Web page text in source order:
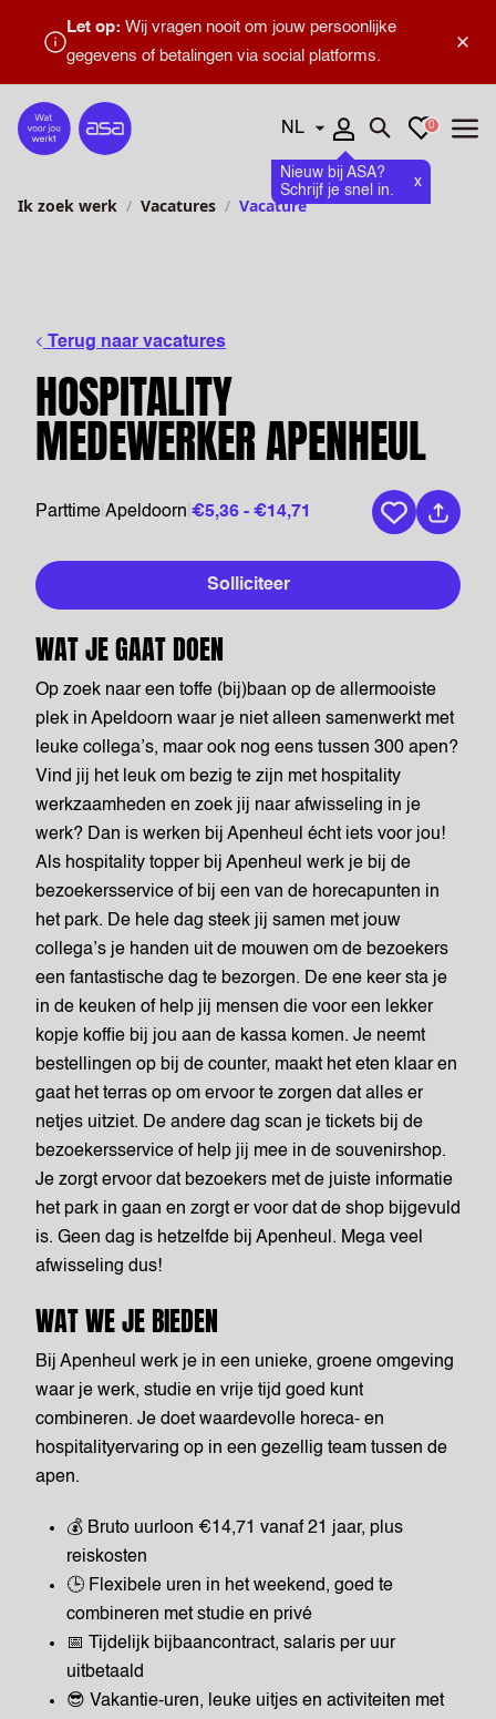
×
Let op: Wij vragen nooit om jouw persoonlijke
gegevens of betalingen via social platforms.
Home
Talen
Nieuw bij ASA?
Schrijf je snel in.
x
Zoeken openen
Favorieten
0
Ik zoek werk Vacatures Vacature
Terug naar vacatures
HOSPITALITY
MEDEWERKER APENHEUL
Parttime Apeldoorn €5,36 - €14,71
Bewaar
Solliciteer
WAT JE GAAT DOEN
Op zoek naar een toffe (bij)baan op de allermooiste
plek in Apeldoorn waar je niet alleen samenwerkt met
leuke collega’s, maar ook nog eens tussen 300 apen?
Vind jij het leuk om bezig te zijn met hospitality
werkzaamheden en zoek jij naar afwisseling in je
werk? Dan is werken bij Apenheul écht iets voor jou!
Als hospitality topper bij Apenheul werk je bij de
bezoekersservice of bij een van de horecapunten in
het park. De hele dag steek jij samen met jouw
collega’s je handen uit de mouwen om de bezoekers
een fantastische dag te bezorgen. De ene keer sta je
in de keuken of help jij mensen die voor een lekker
kopje koffie bij jou aan de kassa komen. Je neemt
bestellingen op bij de counter, maakt het eten klaar en
gaat het terras op om ervoor te zorgen dat alles er
netjes uitziet. De andere dag scan je tickets bij de
bezoekersservice of help jij mee in de souvenirshop.
Je zorgt ervoor dat bezoekers met de juiste informatie
het park in gaan en zorgt er voor dat de shop bijgevuld
is. Geen dag is hetzelfde bij Apenheul. Mega veel
afwisseling dus!
WAT WE JE BIEDEN
Bij Apenheul werk je in een unieke, groene omgeving
waar je werk, studie en vrije tijd goed kunt
combineren. Je doet waardevolle horeca- en
hospitalityervaring op in een gezellig team tussen de
apen.
💰 Bruto uurloon €14,71 vanaf 21 jaar, plus
reiskosten
🕒 Flexibele uren in het weekend, goed te
combineren met studie en privé
📅 Tijdelijk bijbaancontract, salaris per uur
uitbetaald
😎 Vakantie-uren, leuke uitjes en activiteiten met